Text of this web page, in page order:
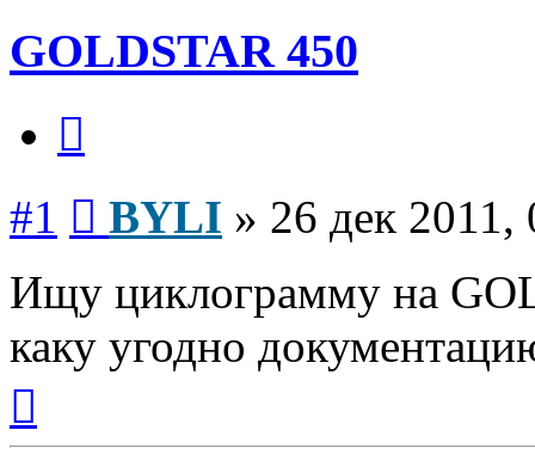
GOLDSTAR 450
#1 BYLI » 26 дек 2011,
Ищу циклограмму на
каку угодно
началу